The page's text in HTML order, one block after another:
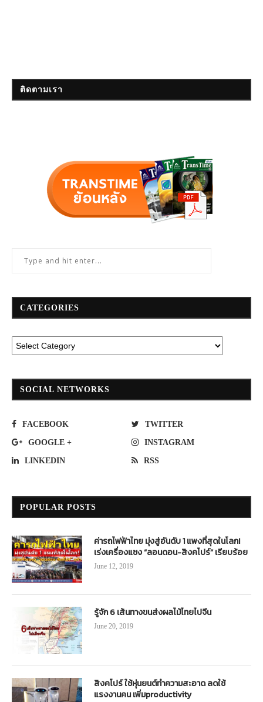
ติดตามเรา
CATEGORIES
SOCIAL NETWORKS
FACEBOOK TWITTER
GOOGLE + INSTAGRAM
LINKEDIN RSS
POPULAR POSTS
ค่ารถไฟฟ้าไทย มุ่งสู่อันดับ 1 แพงที่สุดในโลก!
เร่งเครื่องแซง “ลอนดอน-สิงคโปร์” เรียบร้อย
June 12, 2019
รู้จัก 6 เส้นทางขนส่งผลไม้ไทยไปจีน
June 20, 2019
สิงคโปร์ ใช้หุ่นยนต์ทำความสะอาด ลดใช้
แรงงานคน เพิ่มproductivity